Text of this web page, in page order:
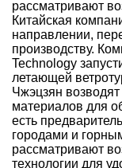
рассматривают
Китайская
направлении,
производству.
Technology
летающей
Чжэцзян
материалов для
есть
городами и
рассматривают
технологии для